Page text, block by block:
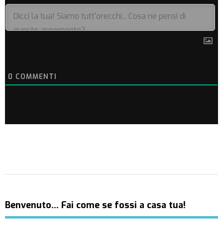
0 COMMENTI
Benvenuto… Fai come se fossi a casa tua!